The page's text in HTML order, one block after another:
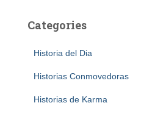
Categories
Historia del Dia
Historias Conmovedoras
Historias de Karma